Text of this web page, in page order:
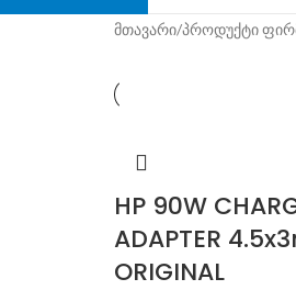
მთავარი/პროდუქტი
HP 90W
ADAPTER
ORIGINAL